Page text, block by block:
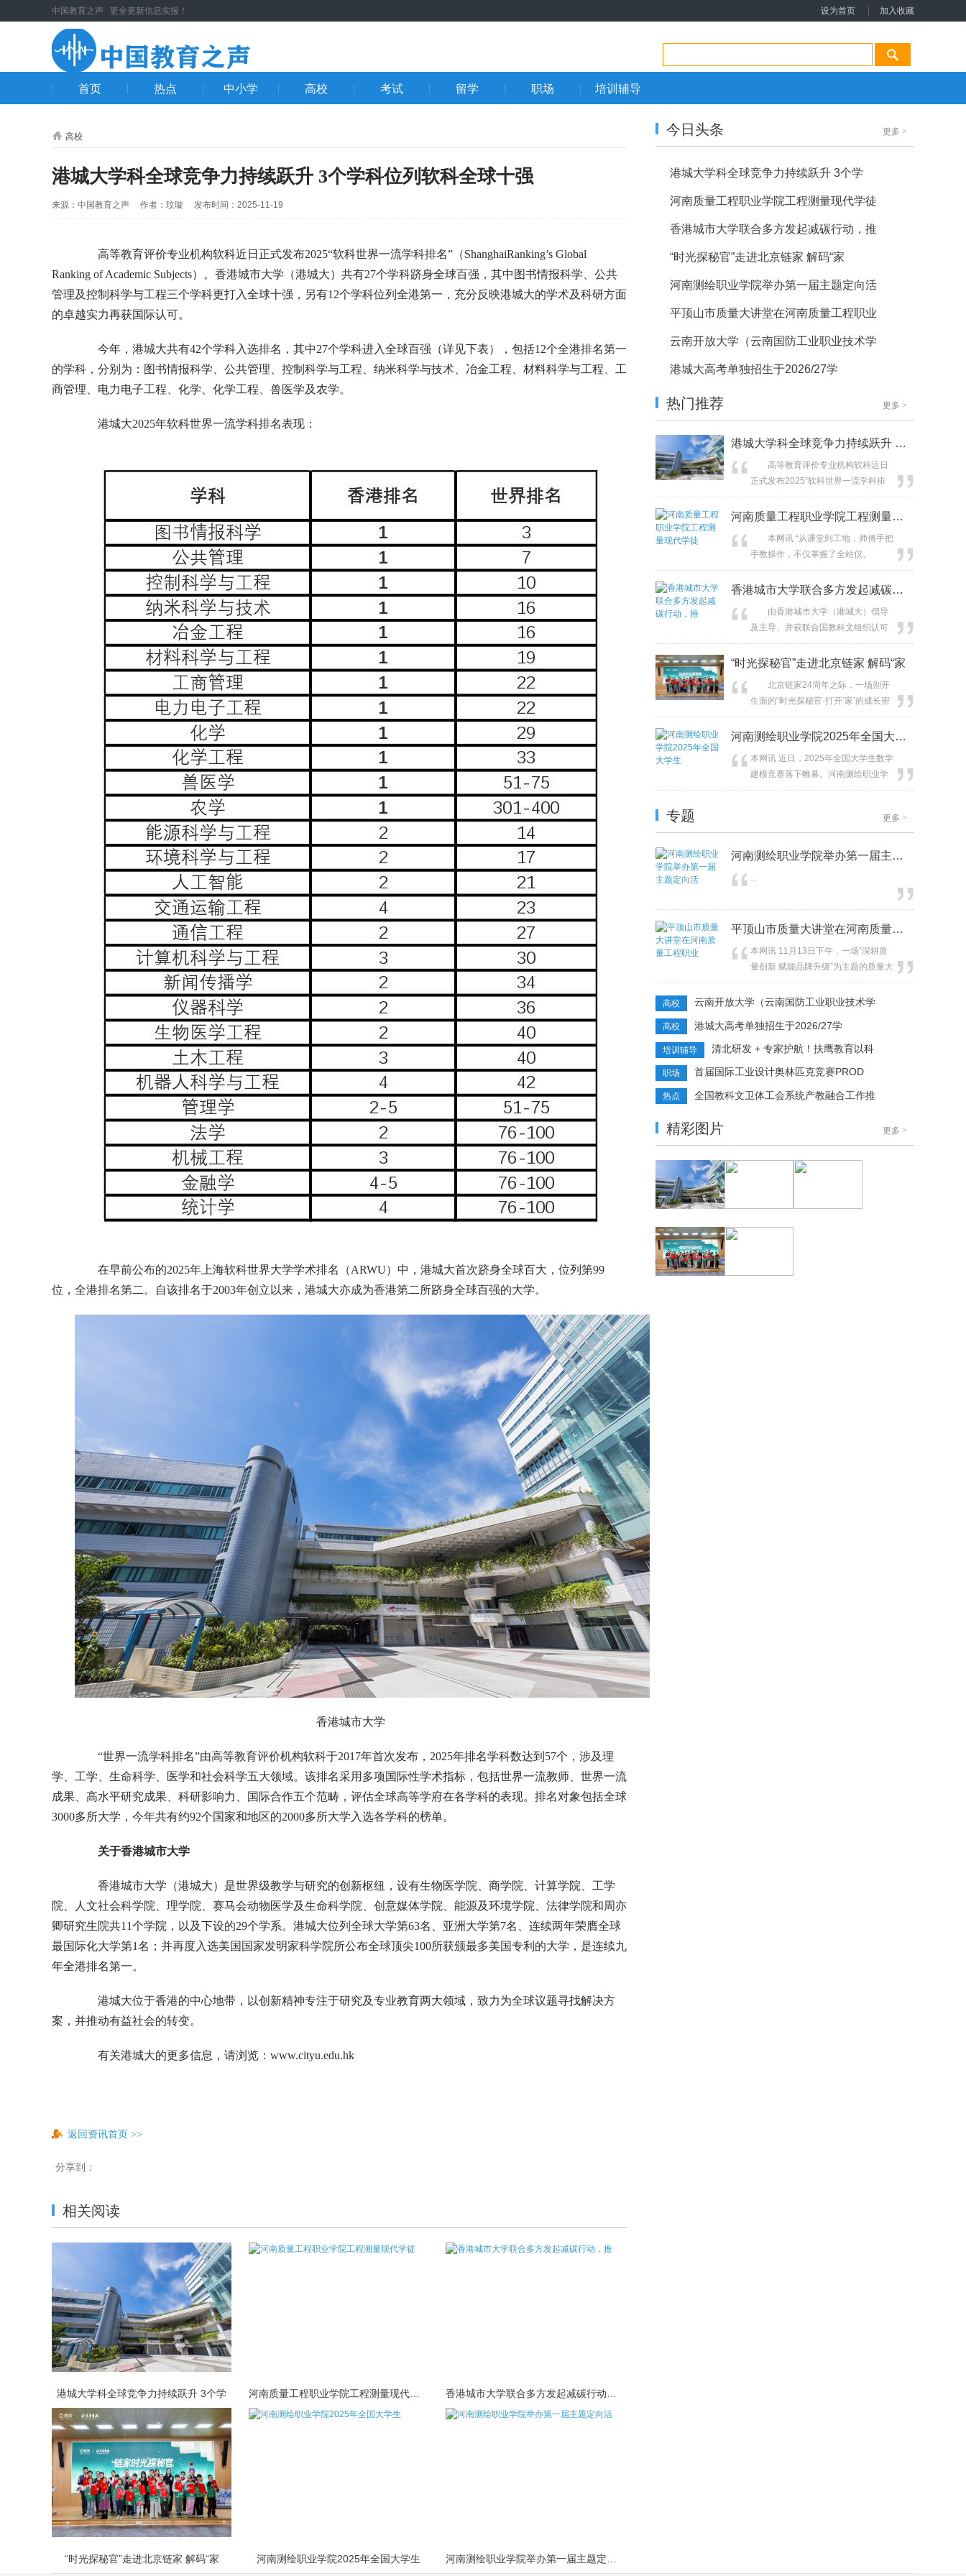
中国教育之声 更全更新信息实报！ 设为首页 加入收藏
首页 热点 中小学 高校 考试 留学 职场 培训辅导
高校
港城大学科全球竞争力持续跃升 3个学科位列软科全球十强
来源：中国教育之声 作者：玟璇 发布时间：2025-11-19
高等教育评价专业机构软科近日正式发布2025“软科世界一流学科排名”（ShanghaiRanking’s Global
Ranking of Academic Subjects）。香港城市大学（港城大）共有27个学科跻身全球百强，其中图书情报科学、公共
管理及控制科学与工程三个学科更打入全球十强，另有12个学科位列全港第一，充分反映港城大的学术及科研方面
的卓越实力再获国际认可。
今年，港城大共有42个学科入选排名，其中27个学科进入全球百强（详见下表），包括12个全港排名第一
的学科，分别为：图书情报科学、公共管理、控制科学与工程、纳米科学与技术、冶金工程、材料科学与工程、工
商管理、电力电子工程、化学、化学工程、兽医学及农学。
港城大2025年软科世界一流学科排名表现：
在早前公布的2025年上海软科世界大学学术排名（ARWU）中，港城大首次跻身全球百大，位列第99
位，全港排名第二。自该排名于2003年创立以来，港城大亦成为香港第二所跻身全球百强的大学。
香港城市大学
“世界一流学科排名”由高等教育评价机构软科于2017年首次发布，2025年排名学科数达到57个，涉及理
学、工学、生命科学、医学和社会科学五大领域。该排名采用多项国际性学术指标，包括世界一流教师、世界一流
成果、高水平研究成果、科研影响力、国际合作五个范畴，评估全球高等学府在各学科的表现。排名对象包括全球
3000多所大学，今年共有约92个国家和地区的2000多所大学入选各学科的榜单。
关于香港城市大学
香港城市大学（港城大）是世界级教学与研究的创新枢纽，设有生物医学院、商学院、计算学院、工学
院、人文社会科学院、理学院、赛马会动物医学及生命科学院、创意媒体学院、能源及环境学院、法律学院和周亦
卿研究生院共11个学院，以及下设的29个学系。港城大位列全球大学第63名、亚洲大学第7名、连续两年荣膺全球
最国际化大学第1名；并再度入选美国国家发明家科学院所公布全球顶尖100所获颁最多美国专利的大学，是连续九
年全港排名第一。
港城大位于香港的中心地带，以创新精神专注于研究及专业教育两大领域，致力为全球议题寻找解决方
案，并推动有益社会的转变。
有关港城大的更多信息，请浏览：www.cityu.edu.hk
返回资讯首页 >>
分享到：
相关阅读
港城大学科全球竞争力持续跃升 3个学
“时光探秘官”走进北京链家 解码“家 河南测绘职业学院2025年全国大学生
今日头条 更多 >
港城大学科全球竞争力持续跃升 3个学
河南质量工程职业学院工程测量现代学徒
香港城市大学联合多方发起减碳行动，推
“时光探秘官”走进北京链家 解码“家
河南测绘职业学院举办第一届主题定向活
平顶山市质量大讲堂在河南质量工程职业
云南开放大学（云南国防工业职业技术学
港城大高考单独招生于2026/27学
热门推荐 更多 >
港城大学科全球竞争力持续跃升 3个学
高等教育评价专业机构软科近日
正式发布2025“软科世界一流学科排
名”（ShanghaiRanking’s Global
Ranking of Academic Subjects）。香
跻身全球百强，其中图书情报科学、
公共管理及控制科学与工程三个学科
河南质量工程职业学院工程测量现代学徒
本网讯 “从课堂到工地，师傅手把
手教操作，不仅掌握了全站仪、
GNSS等测量仪器的测量技巧，还提
前熟悉了行业规范，毕业就能上岗!”
专业史诗涵，谈起现代学徒制学习经
历时满脸自豪。 河南质量工程职
联合河南省建设教育协会、河南安...
香港城市大学联合多方发起减碳行动，推
由香港城市大学（港城大）倡导
及主导、并获联合国教科文组织认可
的“创新驱动可持续未来：先导计划
（FIRST）”，已启动首次技术试点落
旭柔计划等合作伙伴，共同发起“荫凉
益夏”可持续减碳行动，于10月11日走
校，推动绿色科技在乡村校园等资源...
“时光探秘官”走进北京链家 解码“家
北京链家24周年之际，一场别开
生面的“时光探秘官·打开‘家’的成长密
码”活动正式启动。18名小记者怀揣
对“家”的好奇与想象，走进北京链家新
秘之旅。 作为一堂生动的社会实
践课，同时也是一次温暖的企业实地
河南测绘职业学院2025年全国大学生
本网讯 近日，2025年全国大学生数学
建模竞赛落下帷幕。河南测绘职业学
院参赛团队凭借扎实的专业基础、严
激烈竞争中脱颖而出，共获省级一等
展现了该校在学科建设和创新人才培
专题 更多 >
河南测绘职业学院举办第一届主题定向活
...
平顶山市质量大讲堂在河南质量工程职业
本网讯 11月13日下午，一场“深耕质
量创新 赋能品牌升级”为主题的质量大
讲堂，在河南质量工程职业学院致知
楼一楼如期开讲。 汇聚全市各级政府
的质量管理负责人、技术骨干及申报
经办人等各界代表，共探质量提升路
全国市场监管职业教育教学指导...
高校 云南开放大学（云南国防工业职业技术学
高校 港城大高考单独招生于2026/27学
培训辅导 清北研发 + 专家护航！扶鹰教育以科
职场 首届国际工业设计奥林匹克竞赛PROD
热点 全国教科文卫体工会系统产教融合工作推
精彩图片 更多 >